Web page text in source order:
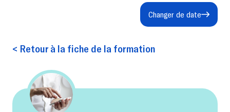
Changer de date
< Retour à la fiche de la formation